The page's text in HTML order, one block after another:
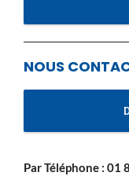
NOUS
Par Téléphone : 01